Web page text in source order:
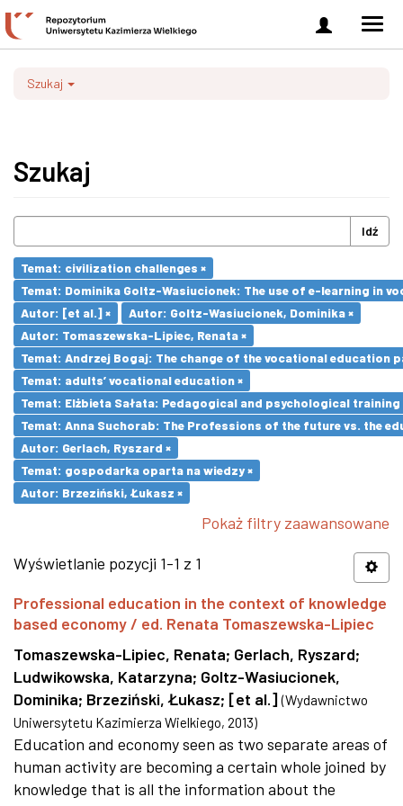
Zaloguj
się
Szukaj
Szukaj
Idź
Temat: civilization challenges ×
Temat: Dominika Goltz-Wasiucionek: The use of e-learning in
Autor: [et al.] ×
Autor: Goltz-Wasiucionek, Dominika ×
Autor: Tomaszewska-Lipiec, Renata ×
Temat: Andrzej Bogaj: The change of the vocational education
Temat: adults’ vocational education ×
Temat: Elżbieta Sałata: Pedagogical and psychological
Temat: Anna Suchorab: The Professions of the future vs. the
Autor: Gerlach, Ryszard ×
Temat: gospodarka oparta na wiedzy ×
Autor: Brzeziński, Łukasz ×
Pokaż filtry zaawansowane
Wyświetlanie pozycji 1-1 z 1
Professional education in the context of knowledge
based economy / ed. Renata Tomaszewska-Lipiec
Tomaszewska-Lipiec, Renata; Gerlach, Ryszard;
Ludwikowska, Katarzyna; Goltz-Wasiucionek,
Dominika; Brzeziński, Łukasz; [et al.] (Wydawnictwo
Uniwersytetu Kazimierza Wielkiego, 2013)
Education and economy seen as two separate areas of
human activity are becoming a certain whole joined by
knowledge that is all the information about the